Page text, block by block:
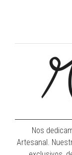
Nos
Artesanal.